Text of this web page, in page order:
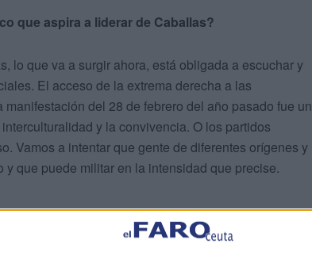
que aspira a liderar de Caballas?
lo que va a surgir ahora, está obligada a escuchar y
El acceso de la extrema derecha a las
del 28 de febrero del año pasado fue un
y la convivencia. O los partidos
Vamos a intentar que gente de diferentes orígenes y
que puede militar en la intensidad que precise.